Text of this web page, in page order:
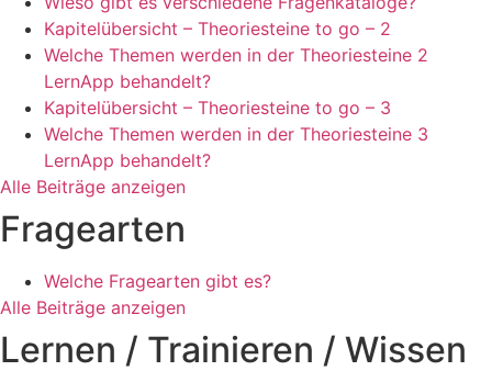
Kapitelübersicht – Theoriesteine to go – 2
Welche Themen werden in der Theoriesteine 2
LernApp behandelt?
Kapitelübersicht – Theoriesteine to go – 3
Welche Themen werden in der Theoriesteine 3
LernApp behandelt?
Alle Beiträge anzeigen
Fragearten
Welche Fragearten gibt es?
Alle Beiträge anzeigen
Lernen / Trainieren / Wissen